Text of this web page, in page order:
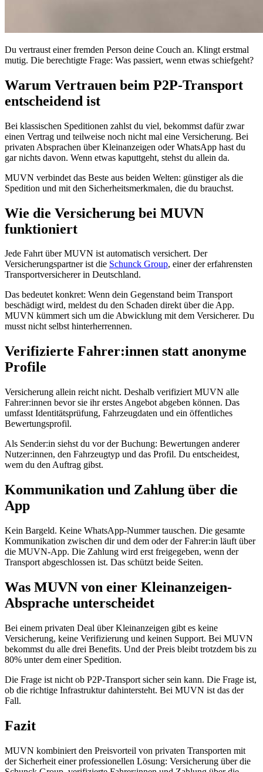
Du vertraust einer fremden Person deine Couch an. Klingt erstmal
mutig. Die berechtigte Frage: Was passiert, wenn etwas schiefgeht?
Warum Vertrauen beim P2P-Transport
entscheidend ist
Bei klassischen Speditionen zahlst du viel, bekommst dafür zwar
einen Vertrag und teilweise noch nicht mal eine Versicherung. Bei
privaten Absprachen über Kleinanzeigen oder WhatsApp hast du
gar nichts davon. Wenn etwas kaputtgeht, stehst du allein da.
MUVN verbindet das Beste aus beiden Welten: günstiger als die
Spedition und mit den Sicherheitsmerkmalen, die du brauchst.
Wie die Versicherung bei MUVN
funktioniert
Jede Fahrt über MUVN ist automatisch versichert. Der
Versicherungspartner ist die Schunck Group, einer der erfahrensten
Transportversicherer in Deutschland.
Das bedeutet konkret: Wenn dein Gegenstand beim Transport
beschädigt wird, meldest du den Schaden direkt über die App.
MUVN kümmert sich um die Abwicklung mit dem Versicherer. Du
musst nicht selbst hinterherrennen.
Verifizierte Fahrer:innen statt anonyme
Profile
Versicherung allein reicht nicht. Deshalb verifiziert MUVN alle
Fahrer:innen bevor sie ihr erstes Angebot abgeben können. Das
umfasst Identitätsprüfung, Fahrzeugdaten und ein öffentliches
Bewertungsprofil.
Als Sender:in siehst du vor der Buchung: Bewertungen anderer
Nutzer:innen, den Fahrzeugtyp und das Profil. Du entscheidest,
wem du den Auftrag gibst.
Kommunikation und Zahlung über die
App
Kein Bargeld. Keine WhatsApp-Nummer tauschen. Die gesamte
Kommunikation zwischen dir und dem oder der Fahrer:in läuft über
die MUVN-App. Die Zahlung wird erst freigegeben, wenn der
Transport abgeschlossen ist. Das schützt beide Seiten.
Was MUVN von einer Kleinanzeigen-
Absprache unterscheidet
Bei einem privaten Deal über Kleinanzeigen gibt es keine
Versicherung, keine Verifizierung und keinen Support. Bei MUVN
bekommst du alle drei Benefits. Und der Preis bleibt trotzdem bis zu
80% unter dem einer Spedition.
Die Frage ist nicht ob P2P-Transport sicher sein kann. Die Frage ist,
ob die richtige Infrastruktur dahintersteht. Bei MUVN ist das der
Fall.
Fazit
MUVN kombiniert den Preisvorteil von privaten Transporten mit
der Sicherheit einer professionellen Lösung: Versicherung über die